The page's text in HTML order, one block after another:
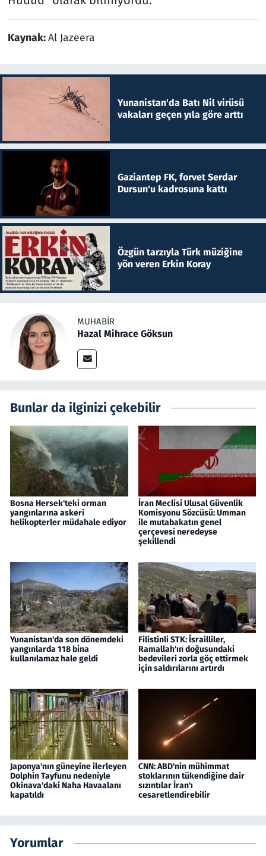
Kaynak:Al Jazeera
Yunanistan'da Batı Nil virüsü
vakaları geçen yıla göre arttı
Gaziantep FK, forvet Serdar
Dursun'u kadrosuna kattı
Özgün tarzıyla Türk müziğine
yön veren Erkin Koray
MUHABIR
Hazal Mihrace Göksun
Bunlar da ilginizi çekebilir
Bosna Hersek'teki orman
yangınlarına askeri
helikopterler müdahale ediyor
İran Meclisi Ulusal Güvenlik
Komisyonu Sözcüsü: Umman
ile mutabakatın genel
çerçevesi neredeyse
şekillendi
Yunanistan'da son dönemdeki
yangınlarda 118 bina
kullanılamaz hale geldi
Filistinli STK: İsrailliler,
Ramallah'ın doğusundaki
bedevileri zorla göç ettirmek
için saldırılarını artırdı
Japonya'nın güneyine ilerleyen
Dolphin Tayfunu nedeniyle
Okinava'daki Naha Havaalanı
kapatıldı
CNN: ABD'nin mühimmat
stoklarının tükendiğine dair
sızıntılar İran'ı
cesaretlendirebilir
Yorumlar